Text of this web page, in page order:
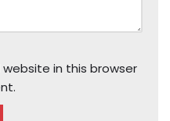
in this browser